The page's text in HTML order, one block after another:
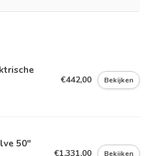
€442,00 Bekijken
50"
€1.331,00 Bekijken